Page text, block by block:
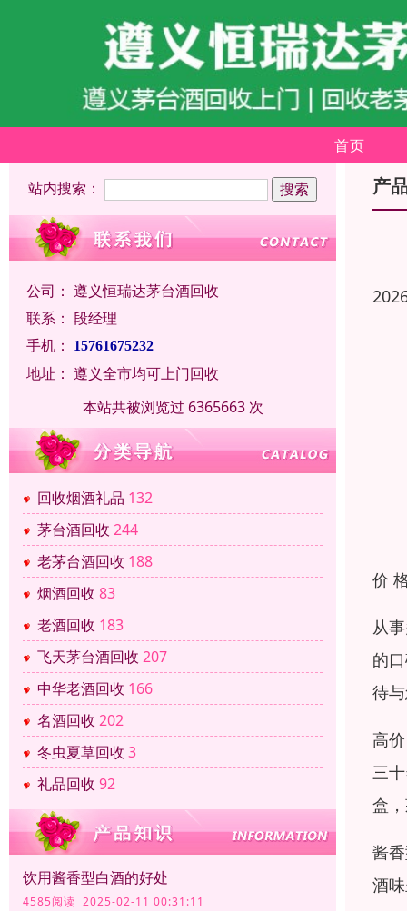
首页
站内搜索：
公司： 遵义恒瑞达茅台酒回收
联系： 段经理
手机：
15761675232
地址： 遵义全市均可上门回收
本站共被浏览过 6365663 次
回收烟酒礼品 132
茅台酒回收 244
老茅台酒回收 188
烟酒回收 83
老酒回收 183
飞天茅台酒回收 207
中华老酒回收 166
名酒回收 202
冬虫夏草回收 3
礼品回收 92
饮用酱香型白酒的好处
4585阅读 2025-02-11 00:31:11
产
价
从
的
待
高
三
盒
酱
酒